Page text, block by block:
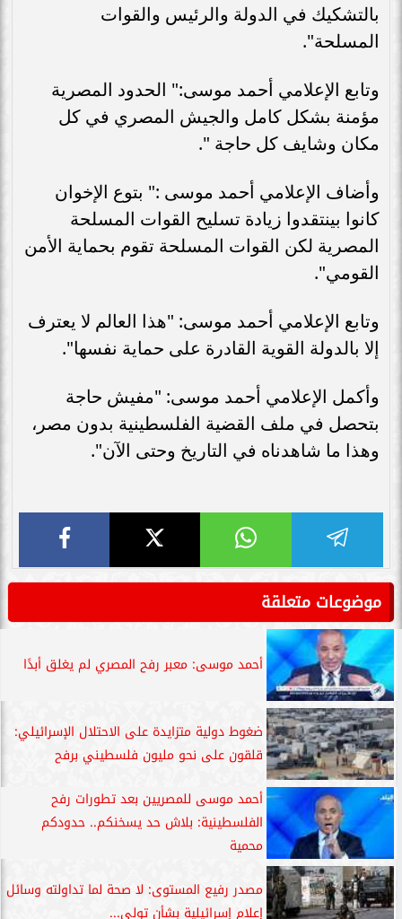
بالتشكيك في الدولة والرئيس والقوات
المسلحة".
وتابع الإعلامي أحمد موسى:" الحدود المصرية
مؤمنة بشكل كامل والجيش المصري في كل
مكان وشايف كل حاجة ".
وأضاف الإعلامي أحمد موسى :" بتوع الإخوان
كانوا بينتقدوا زيادة تسليح القوات المسلحة
المصرية لكن القوات المسلحة تقوم بحماية الأمن
القومي".
وتابع الإعلامي أحمد موسى: "هذا العالم لا يعترف
إلا بالدولة القوية القادرة على حماية نفسها".
وأكمل الإعلامي أحمد موسى: "مفيش حاجة
بتحصل في ملف القضية الفلسطينية بدون مصر،
وهذا ما شاهدناه في التاريخ وحتى الآن".
موضوعات متعلقة
أحمد موسى: معبر رفح المصري لم يغلق أبدًا
ضغوط دولية متزايدة على الاحتلال الإسرائيلي:
قلقون على نحو مليون فلسطيني برفح
أحمد موسى للمصريين بعد تطورات رفح
الفلسطينية: بلاش حد يسخنكم.. حدودكم
محمية
مصدر رفيع المستوى: لا صحة لما تداولته وسائل
إعلام إسرائيلية بشأن تولى...